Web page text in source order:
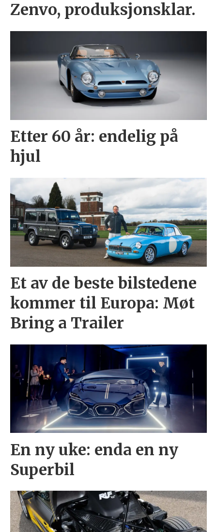
Zenvo, produksjonsklar.
Etter 60 år: endelig på
hjul
Et av de beste bilstedene
kommer til Europa: Møt
Bring a Trailer
En ny uke: enda en ny
Superbil